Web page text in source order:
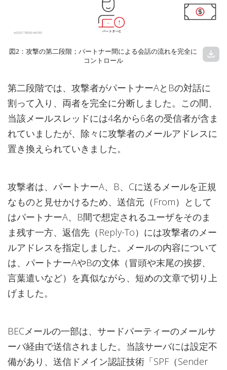
図2：攻撃の第二段階；パートナー間による会話の流れを完全に
コントロール
download
第二段階では、攻撃者がパートナーAとBの対話に
割って入り、両者を完全に分断しました。この間、
当該メールスレッドには4名から6名の受信者が含ま
れていましたが、除々に攻撃者のメールアドレスに
置き換えられていきました。
攻撃者は、パートナーA、B、Cに送るメールを正規
なものと見せかけるため、送信元（From）として
はパートナーA、B間で想定されるユーザをそのま
ま残す一方、返信先（Reply-To）には攻撃者のメー
ルアドレスを指定しました。メールの内容について
は、パートナーAやBの文体（冒頭や末尾の挨拶、
言葉遣いなど）を真似ながら、短めの文章で切り上
げました。
BECメールの一部は、サードパーティーのメールサ
ーバ経由で送信されました。当該サーバには設定不
備があり、送信ドメイン認証技術「SPF（Sender